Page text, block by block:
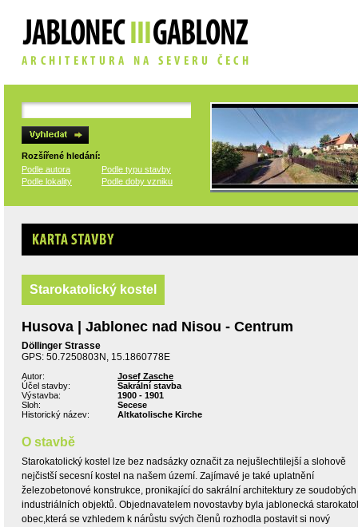
Rozšířené hledání:
Podle autora
Podle typu stavby
Podle lokality
Podle doby vzniku
Karta stavby
Starokatolický kostel
Husova | Jablonec nad Nisou - Centrum
Döllinger Strasse
GPS: 50.7250803N, 15.1860778E
Autor:
Josef Zasche
Účel stavby:
Sakrální stavba
Výstavba:
1900 - 1901
Sloh:
Secese
Historický název:
Altkatolische Kirche
O stavbě
Starokatolický kostel lze bez nadsázky označit za nejušlechtilejší a slohově
nejčistší secesní kostel na našem území. Zajímavé je také uplatnění
železobetonové konstrukce, pronikající do sakrální architektury ze soudobých
industriálních objektů. Objednavatelem novostavby byla jablonecká
obec,která se vzhledem k nárůstu svých členů rozhodla postavit si nový